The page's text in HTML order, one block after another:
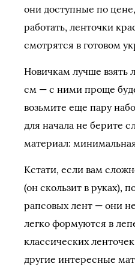
они доступные по
работать, ленточки
смотрятся в готовом
Новичкам лучше взять
см — с ними проще
возьмите еще пару
для начала не берите
материал:
Кстати, если вам
(он скользит в руках),
рапсовых лент — они
легко формуются в
классических
другие интересные